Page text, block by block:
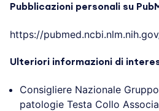
Pubblicazioni personali su
https://
Ulteriori informazioni di
Consigliere Nazionale
patologie Testa Collo